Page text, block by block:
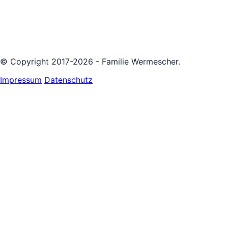
© Copyright 2017-2026 - Familie Wermescher.
Impressum Datenschutz